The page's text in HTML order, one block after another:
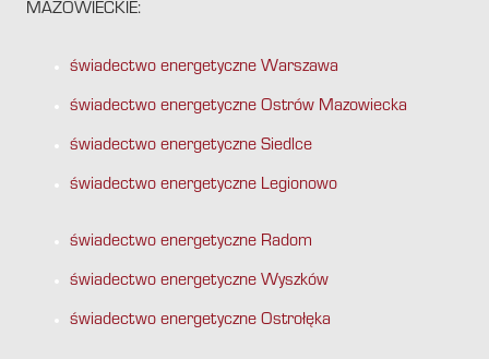
MAZOWIECKIE:
świadectwo energetyczne Warszawa
świadectwo energetyczne Ostrów Mazowiecka
świadectwo energetyczne Siedlce
świadectwo energetyczne Legionowo
świadectwo energetyczne Radom
świadectwo energetyczne Wyszków
świadectwo energetyczne Ostrołęka